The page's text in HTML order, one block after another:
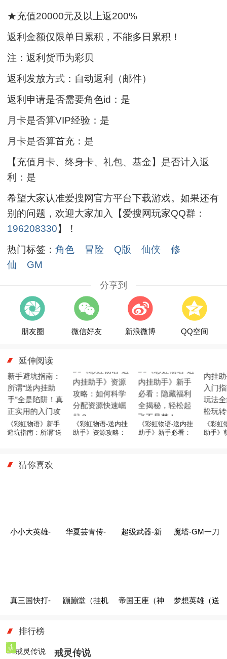
★充值20000元及以上返200%
返利金额仅限单日累积，不能多日累积！
注：返利货币为彩贝
返利发放方式：自动返利（邮件）
返利申请是否需要角色id：是
月卡是否算VIP经验：是
月卡是否算首充：是
【充值月卡、终身卡、礼包、基金】是否计入返
利：是
希望大家认准爱搜网官方平台下载游戏。如果还有
别的问题，欢迎大家加入【爱搜网玩家QQ群：
196208330】！
热门标签：角色 冒险 Q版 仙侠
修
仙
GM
分享到
朋友圈 微信好友 新浪微博 QQ空间
延伸阅读
《彩虹物语》新手
避坑指南：所谓“送
《彩虹物语-送内挂
助手》资源攻略：
《彩虹物语-送内挂
助手》新手必看：
《彩
助手》
猜你喜欢
小小大英雄- 华夏芸青传- 超级武器-新 魔塔-GM一刀
真三国快打-
币
蹦蹦堂（挂机 帝国王座（神 梦想英雄（送
排行榜
1
戒灵传说